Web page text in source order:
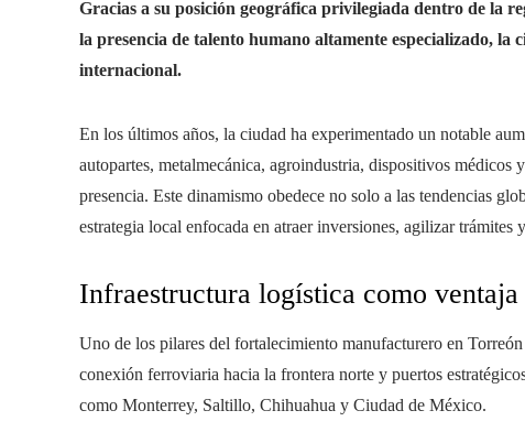
Gracias a su posición geográfica privilegiada dentro de la
la presencia de talento humano altamente especializado,
internacional.
En los últimos años, la ciudad ha experimentado un notable
autopartes, metalmecánica, agroindustria, dispositivos médicos
presencia. Este dinamismo obedece no solo a las tendencias
estrategia local enfocada en atraer inversiones, agilizar
Infraestructura logística como
Uno de los pilares del fortalecimiento manufacturero en
conexión ferroviaria hacia la frontera norte y puertos
como Monterrey, Saltillo, Chihuahua y Ciudad de México.